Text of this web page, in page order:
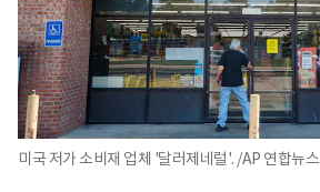
미국 저가 소비재 업체 '달러제네럴'. /AP 연합뉴스